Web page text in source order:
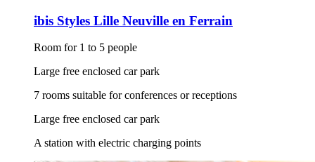
ibis Styles Lille Neuville en Ferrain
Room for 1 to 5 people
Large free enclosed car park
7 rooms suitable for conferences or receptions
Large free enclosed car park
A station with electric charging points